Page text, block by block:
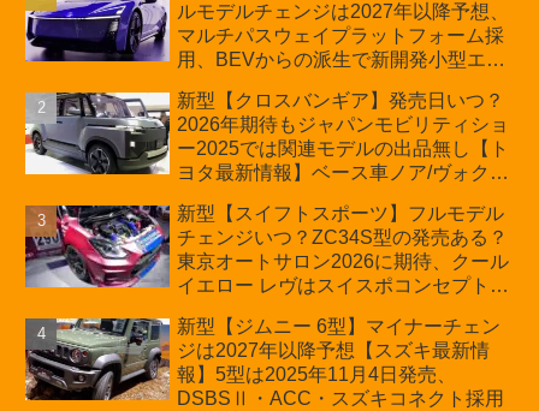
ルモデルチェンジは2027年以降予想、
マルチパスウェイプラットフォーム採
用、BEVからの派生で新開発小型エン
の採用は無しか【トヨタ最新情報】60
周年記念車発売
新型【クロスバンギア】発売日いつ？
2026年期待もジャパンモビリティショ
ー2025では関連モデルの出品無し【ト
ヨタ最新情報】ベース車ノア/ヴォクシ
ほか「コア」と「ツール」、デリカ
D:5対抗のクロスオーバーSUVミニバ
ン
新型【スイフトスポーツ】フルモデル
チェンジいつ？ZC34S型の発売ある？
東京オートサロン2026に期待、クール
イエロー レヴはスイスポコンセプト
プが争点【スズキ最新情報】特別仕様
車「ZC33S Final Edition」終了
新型【ジムニー 6型】マイナーチェン
ジは2027年以降予想【スズキ最新情
報】5型は2025年11月4日発売、
DSBSⅡ・ACC・スズキコネクト採用